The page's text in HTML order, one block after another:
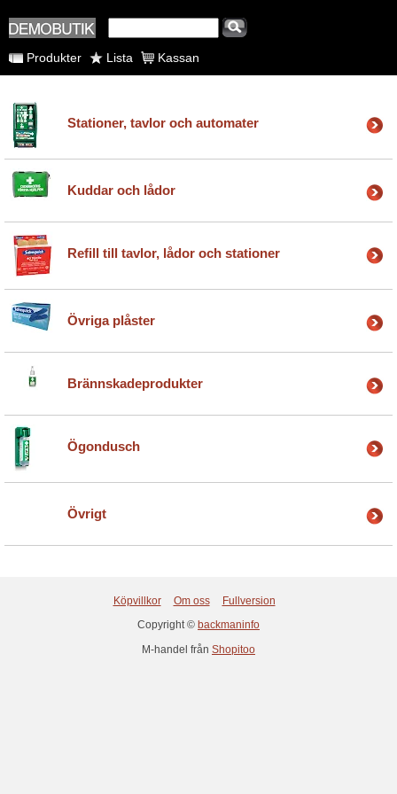
Produkter Lista Kassan
Stationer, tavlor och automater
Kuddar och lådor
Refill till tavlor, lådor och stationer
Övriga plåster
Brännskadeprodukter
Ögondusch
Övrigt
Köpvillkor Om oss
Fullversion
Copyright © backmaninfo
M-handel från Shopitoo